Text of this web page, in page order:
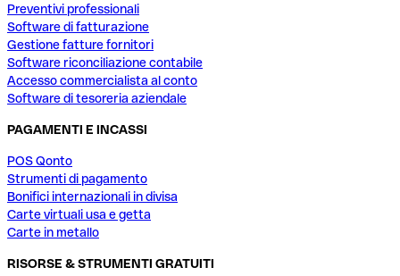
Preventivi professionali
Software di fatturazione
Gestione fatture fornitori
Software riconciliazione contabile
Accesso commercialista al conto
Software di tesoreria aziendale
PAGAMENTI E INCASSI
POS Qonto
Strumenti di pagamento
Bonifici internazionali in divisa
Carte virtuali usa e getta
Carte in metallo
RISORSE & STRUMENTI GRATUITI